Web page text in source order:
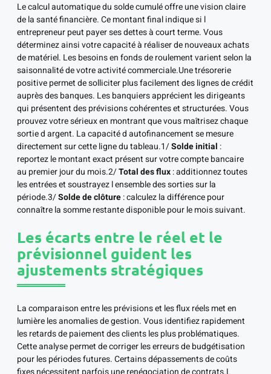
Le calcul automatique du solde cumulé offre une vision claire
de la santé financière. Ce montant final indique si l
entrepreneur peut payer ses dettes à court terme. Vous
déterminez ainsi votre capacité à réaliser de nouveaux achats
de matériel. Les besoins en fonds de roulement varient selon la
saisonnalité de votre activité commerciale.Une trésorerie
positive permet de solliciter plus facilement des lignes de crédit
auprès des banques. Les banquiers apprécient les dirigeants
qui présentent des prévisions cohérentes et structurées. Vous
prouvez votre sérieux en montrant que vous maîtrisez chaque
sortie d argent. La capacité d autofinancement se mesure
directement sur cette ligne du tableau.1/Solde initial :
reportez le montant exact présent sur votre compte bancaire
au premier jour du mois.2/Total des flux: additionnez toutes
les entrées et soustrayez l ensemble des sorties sur la
période.3/Solde de clôture: calculez la différence pour
connaître la somme restante disponible pour le mois suivant.
Les écarts entre le réel et le
prévisionnel guident les
ajustements stratégiques
La comparaison entre les prévisions et les flux réels met en
lumière les anomalies de gestion. Vous identifiez rapidement
les retards de paiement des clients les plus problématiques.
Cette analyse permet de corriger les erreurs de budgétisation
pour les périodes futures. Certains dépassements de coûts